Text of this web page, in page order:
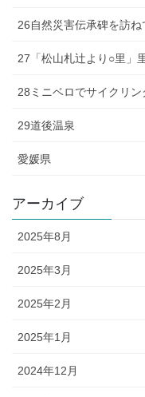
26自然災害伝承碑を訪ね
27「松山札辻より○里」
28ミニベロでサイクリン
29道後温泉
愛媛県
アーカイブ
2025年8月
2025年3月
2025年2月
2025年1月
2024年12月